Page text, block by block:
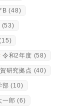
B (48)
(53)
令和2年度 (58)
研究拠点 (40)
部 (10)
一郎 (6)